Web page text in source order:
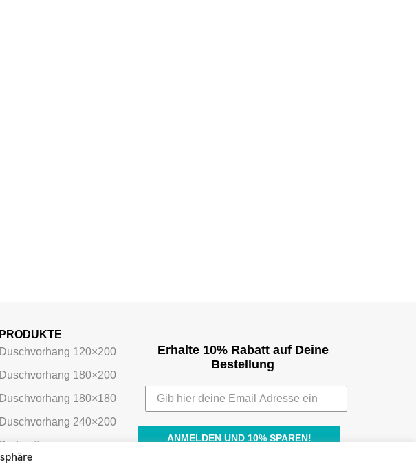
PRODUKTE
Duschvorhang 120×200
Duschvorhang 180×200
Duschvorhang 180×180
Duschvorhang 240×200
Badmatten
Erhalte 10% Rabatt auf Deine
Bestellung
ANMELDEN UND 10% SPAREN!